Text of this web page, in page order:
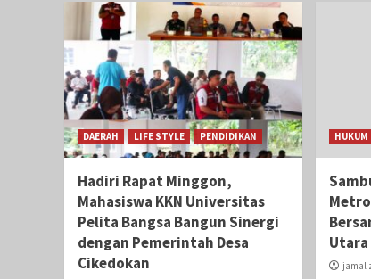
DAERAH LIFE STYLE PENDIDIKAN
Hadiri Rapat Minggon,
Mahasiswa KKN Universitas
Pelita Bangsa Bangun Sinergi
dengan Pemerintah Desa
Cikedokan
HUKUM
Utara
jamal